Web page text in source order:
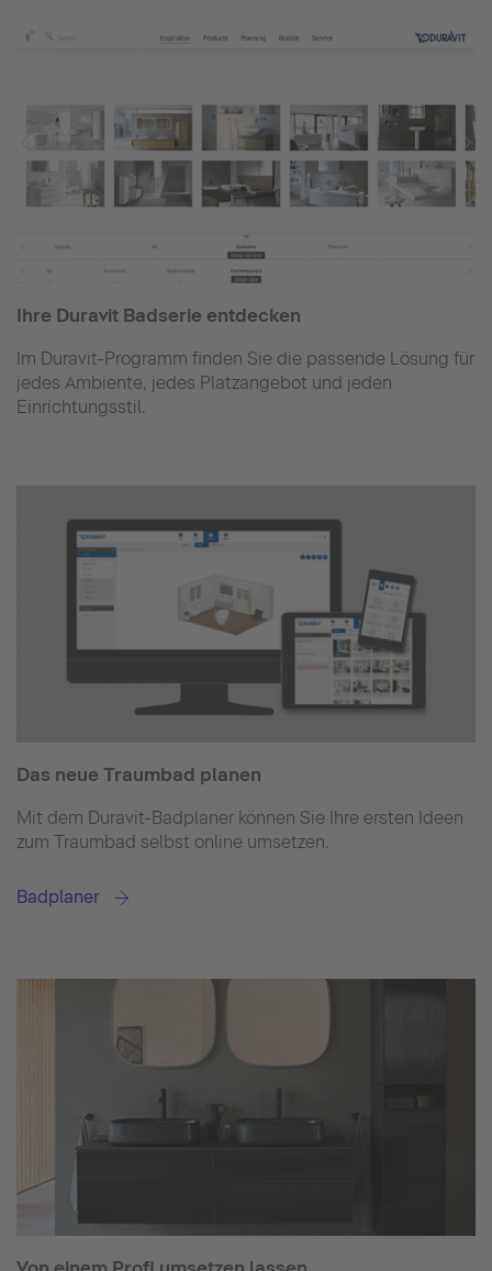
Ihre Duravit Badserie entdecken
Im Duravit-Programm finden Sie die passende Lösung für
jedes Ambiente, jedes Platzangebot und jeden
Einrichtungsstil.
Das neue Traumbad planen
Mit dem Duravit-Badplaner können Sie Ihre ersten Ideen
zum Traumbad selbst online umsetzen.
Badplaner